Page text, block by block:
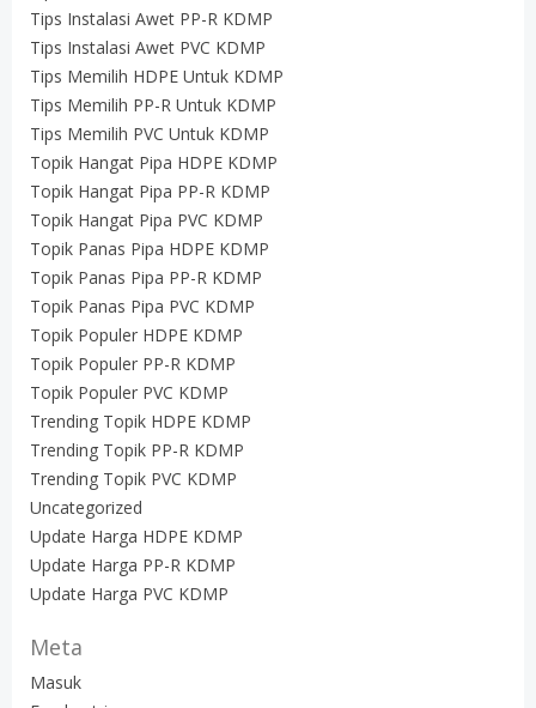
Tips Instalasi Awet PP-R KDMP
Tips Instalasi Awet PVC KDMP
Tips Memilih HDPE Untuk KDMP
Tips Memilih PP-R Untuk KDMP
Tips Memilih PVC Untuk KDMP
Topik Hangat Pipa HDPE KDMP
Topik Hangat Pipa PP-R KDMP
Topik Hangat Pipa PVC KDMP
Topik Panas Pipa HDPE KDMP
Topik Panas Pipa PP-R KDMP
Topik Panas Pipa PVC KDMP
Topik Populer HDPE KDMP
Topik Populer PP-R KDMP
Topik Populer PVC KDMP
Trending Topik HDPE KDMP
Trending Topik PP-R KDMP
Trending Topik PVC KDMP
Uncategorized
Update Harga HDPE KDMP
Update Harga PP-R KDMP
Update Harga PVC KDMP
Meta
Masuk